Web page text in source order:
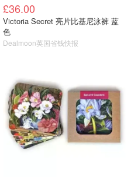
£36.00
Victoria Secret 亮片比基尼泳裤 蓝
色
Dealmoon英国省钱快报